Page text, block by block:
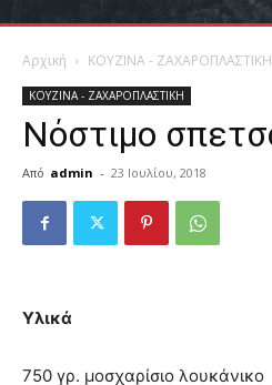
Αρχική ΚΟΥΖΙΝΑ - ΖΑΧΑΡΟΠΛΑΣΤΙΚΗ
ΚΟΥΖΙΝΑ - ΖΑΧΑΡΟΠΛΑΣΤΙΚΗ
Νόστιμο
Από admin - 23 Ιουλίου, 2018
Υλικά
750 γρ. μοσχαρίσιο λουκάνικο